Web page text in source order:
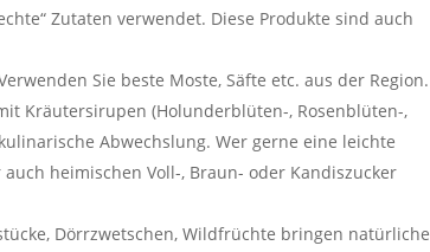
Zutaten verwendet. Diese Produkte sind auch
Sie beste Moste, Säfte etc. aus der Region.
Kräutersirupen (Holunderblüten-, Rosenblüten-,
Abwechslung. Wer gerne eine leichte
heimischen Voll-, Braun- oder Kandiszucker
Dörrzwetschen, Wildfrüchte bringen natürliche